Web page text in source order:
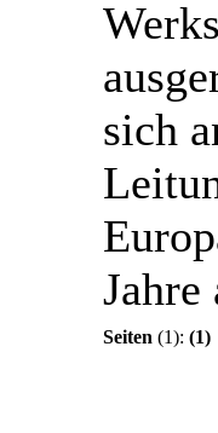
sich
Seiten (1): (1)